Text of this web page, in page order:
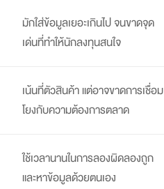
มักใส่ข้อมูลเยอะเกินไป จนขาดจุด
เด่นที่ทำให้นักลงทุนสนใจ
เน้นที่ตัวสินค้า แต่อาจขาดการเชื่อม
โยงกับความต้องการตลาด
ใช้เวลานานในการลองผิดลองถูก
และหาข้อมูลด้วยตนเอง